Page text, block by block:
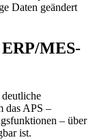
Daten geändert
MES-
deutliche
das APS –
– über
ist.